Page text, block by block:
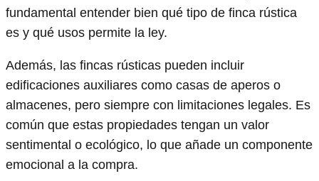
fundamental entender bien qué tipo de finca rústica
es y qué usos permite la ley.
Además, las fincas rústicas pueden incluir
edificaciones auxiliares como casas de aperos o
almacenes, pero siempre con limitaciones legales. Es
común que estas propiedades tengan un valor
sentimental o ecológico, lo que añade un componente
emocional a la compra.